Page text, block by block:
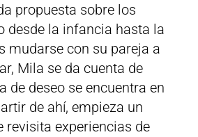
propuesta sobre los
desde la infancia hasta la
mudarse con su pareja a
Mila se da cuenta de
de deseo se encuentra en
de ahí, empieza un
revisita experiencias de